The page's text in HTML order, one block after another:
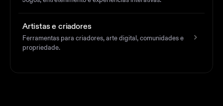
Artistas e criadores
Ferramentas para criadores, arte digital, comunidades e
propriedade.